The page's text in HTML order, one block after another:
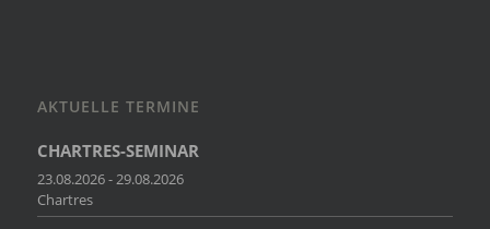
AKTUELLE TERMINE
CHARTRES-SEMINAR
23.08.2026 - 29.08.2026
Chartres